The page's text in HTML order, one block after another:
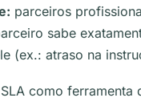
parceiros
sabe
(ex.: atraso na
como